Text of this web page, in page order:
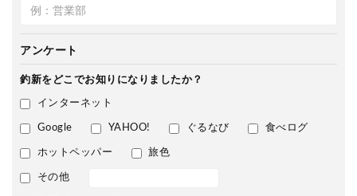
アンケート
釣新をどこでお知りになりましたか？
インターネット
Google YAHOO! ぐるなび 食べログ
ホットペッパー 旅色
その他